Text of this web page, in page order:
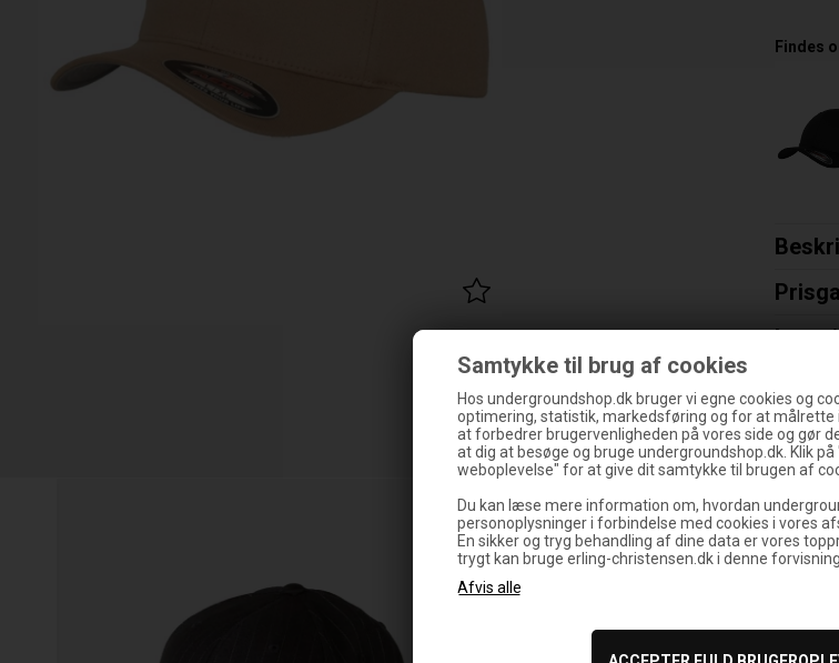
Samtykke til brug af cookies
Hos undergroundshop.dk bruger vi egne cookies og
optimering, statistik, markedsføring og for at målrette
at forbedrer brugervenligheden på vores side og gør
at dig at besøge og bruge undergroundshop.dk. Klik
weboplevelse" for at give dit samtykke til brugen af
Du kan læse mere information om, hvordan
personoplysninger i forbindelse med cookies i vores
En sikker og tryg behandling af dine data er vores
trygt kan bruge erling-christensen.dk i denne forvisning.
Findes